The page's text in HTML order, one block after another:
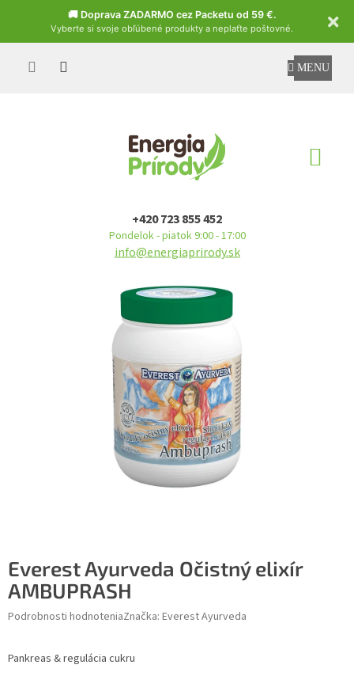
🚚 Doprava ZADARMO cez Packetu od 59 €.
Vyberte si svoje obľúbené produkty a neplaťte poštovné.
Czech
+420 723 855 452
Pondelok - piatok 9:00 - 17:00
info@energiaprirody.sk
Everest Ayurveda Očistný elixír
AMBUPRASH
Podrobnosti hodnoteniaZnačka: Everest Ayurveda
Pankreas & regulácia cukru